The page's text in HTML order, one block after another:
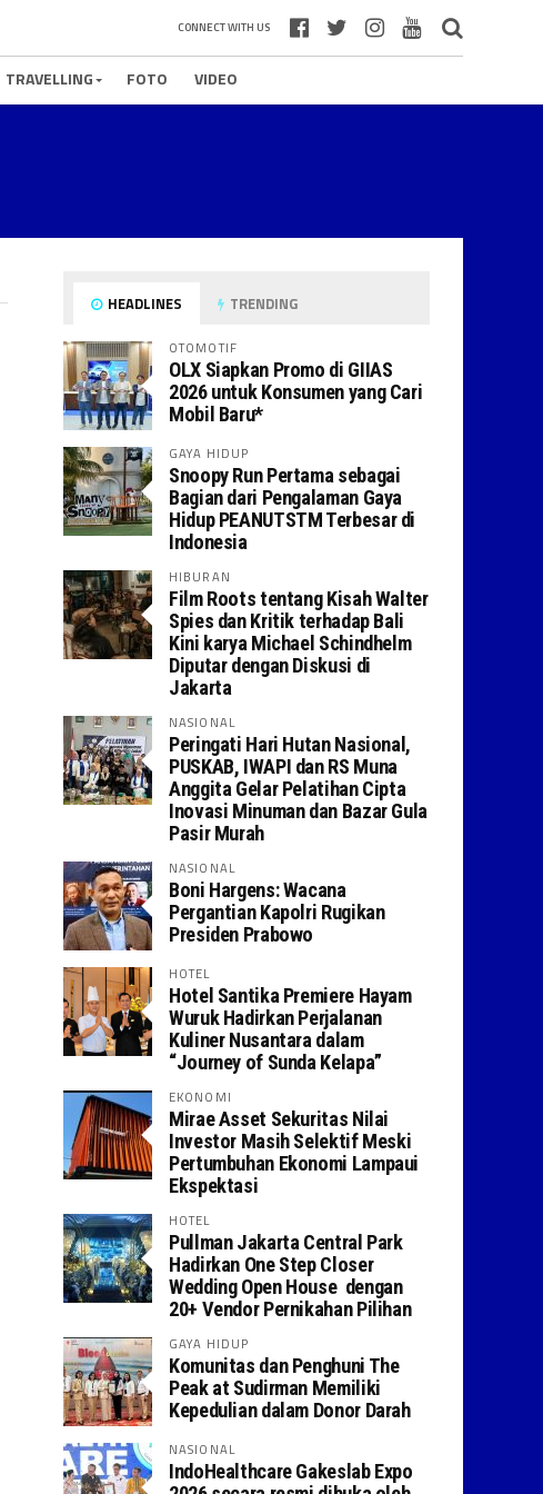
CONNECT WITH US
TRAVELLING FOTO VIDEO
HEADLINES TRENDING
OTOMOTIF
OLX Siapkan Promo di GIIAS
2026 untuk Konsumen yang Cari
Mobil Baru*
GAYA HIDUP
Snoopy Run Pertama sebagai
Bagian dari Pengalaman Gaya
Hidup PEANUTSTM Terbesar di
Indonesia
HIBURAN
Film Roots tentang Kisah Walter
Spies dan Kritik terhadap Bali
Kini karya Michael Schindhelm
Diputar dengan Diskusi di
Jakarta
NASIONAL
Peringati Hari Hutan Nasional,
PUSKAB, IWAPI dan RS Muna
Anggita Gelar Pelatihan Cipta
Inovasi Minuman dan Bazar Gula
Pasir Murah
NASIONAL
Boni Hargens: Wacana
Pergantian Kapolri Rugikan
Presiden Prabowo
HOTEL
Hotel Santika Premiere Hayam
Wuruk Hadirkan Perjalanan
Kuliner Nusantara dalam
“Journey of Sunda Kelapa”
EKONOMI
Mirae Asset Sekuritas Nilai
Investor Masih Selektif Meski
Pertumbuhan Ekonomi Lampaui
Ekspektasi
HOTEL
Pullman Jakarta Central Park
Hadirkan One Step Closer
Wedding Open House dengan
20+ Vendor Pernikahan Pilihan
GAYA HIDUP
Komunitas dan Penghuni The
Peak at Sudirman Memiliki
Kepedulian dalam Donor Darah
NASIONAL
IndoHealthcare Gakeslab Expo